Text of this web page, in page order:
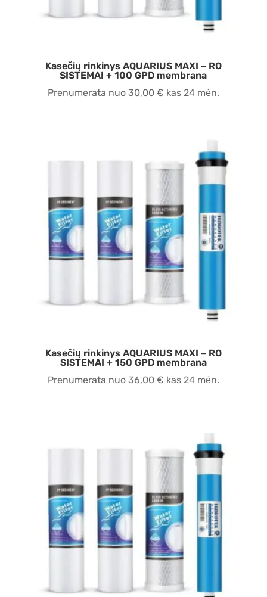
Kasečių rinkinys AQUARIUS MAXI – RO
SISTEMAI + 100 GPD membrana
Prenumerata nuo 30,00 € kas 24 mėn.
Kasečių rinkinys AQUARIUS MAXI – RO
SISTEMAI + 150 GPD membrana
Prenumerata nuo 36,00 € kas 24 mėn.